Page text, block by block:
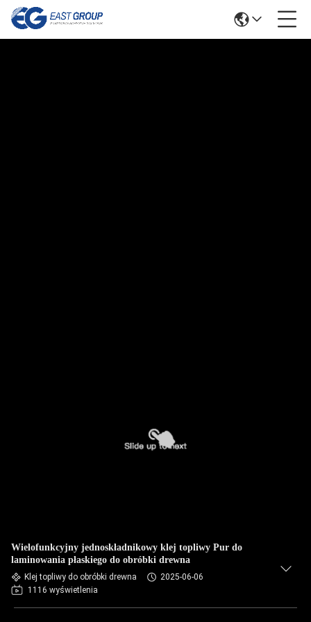
Wielofunkcyjny jednoskładnikowy klej topliwy Pur do
laminowania płaskiego do obróbki drewna
Klej topliwy do obróbki drewna
2025-06-06
1116 wyświetlenia